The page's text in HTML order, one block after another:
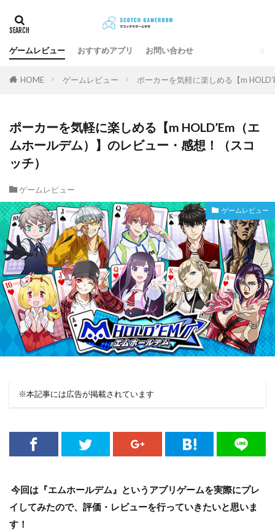
ゲームレビュー おすすめアプリ お問い合わせ
HOME ゲームレビュー ポーカーを気軽に楽しめる【m
ポーカーを気軽に楽しめる【m HOLD’Em（エ
ムホールデム）】のレビュー・感想！（スコ
ッチ）
ゲームレビュー
ゲームレビュー
※本記事には広告が掲載されています
今回は『エムホールデム』というアプリゲームを実際にプレ
イしてみたので、評価・レビューを行っていきたいと思いま
す！